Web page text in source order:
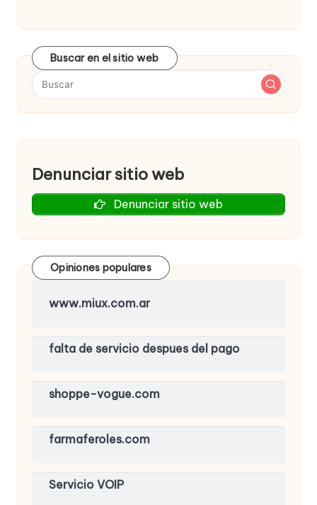
Buscar en el sitio web
Denunciar sitio web
Denunciar sitio web
Opiniones populares
www.miux.com.ar
falta de servicio despues del pago
shoppe-vogue.com
farmaferoles.com
Servicio VOIP